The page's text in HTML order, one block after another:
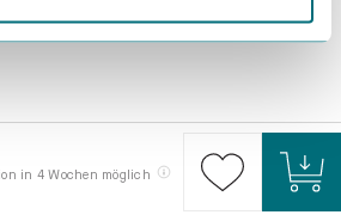
in 4 Wochen möglich